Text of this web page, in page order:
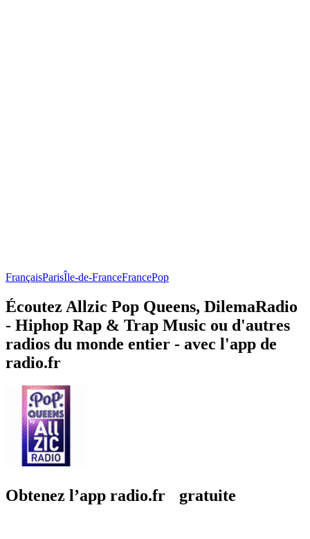
FrançaisParisÎle-de-FranceFrancePop
Écoutez Allzic Pop Queens, DilemaRadio
- Hiphop Rap & Trap Music ou d'autres
radios du monde entier - avec l'app de
radio.fr
Obtenez l’app radio.fr gratuite